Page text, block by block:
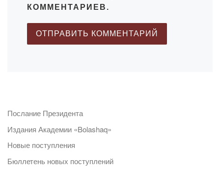
КОММЕНТАРИЕВ.
Послание Президента
Издания Академии «Bolashaq»
Новые поступления
Бюллетень новых поступлений